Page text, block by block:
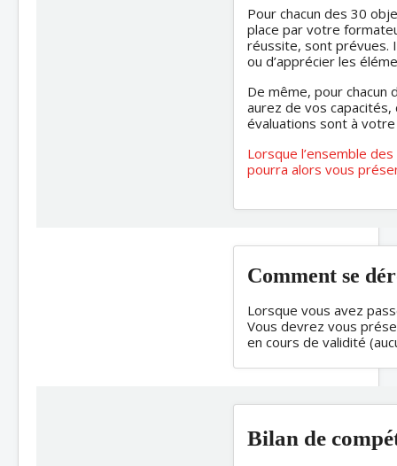
Pour chacun des 30
place par votre
réussite, sont prévues.
ou d’apprécier les
De même, pour chacun
aurez de vos
évaluations sont à
Lorsque l’ensemble
pourra alors vous
Comment se
Lorsque vous avez
Vous devrez vous
en cours de validité
Bilan de